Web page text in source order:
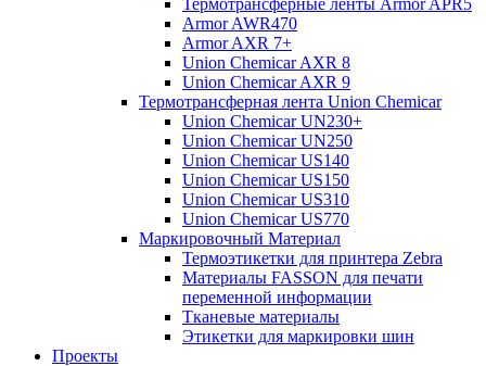
Термотрансферные ленты Armor APR5
Armor AWR470
Armor AXR 7+
Union Chemicar AXR 8
Union Chemicar AXR 9
Термотрансферная лента Union Chemicar
Union Chemicar UN230+
Union Chemicar UN250
Union Chemicar US140
Union Chemicar US150
Union Chemicar US310
Union Chemicar US770
Маркировочный Материал
Термоэтикетки для принтера Zebra
Материалы FASSON для печати
переменной информации
Тканевые материалы
Этикетки для маркировки шин
Проекты